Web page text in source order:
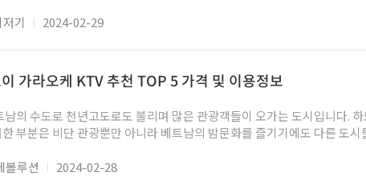
있습니다. 특히 국내 관광객들의 니즈를 완벽하게 만족하는 다낭 가라오
대한 소식이 궁금하시거나 예약이나 이용 방법에 대해서 궁금한 부분이
업소 다낭 가라오케 특징 및 이용방법 누민가라오케
기 2024-02-29
가라오케 KTV 추천 TOP 5 가격 및 이용정보
부분은 비단 관광뿐만 아니라 베트남의 밤문화를 즐기기에도 다른 도
라를 가든지 그 나라의 최상급을 느껴보고 싶다면 당연히 그 나라의 수도를
볼루션 2024-02-28